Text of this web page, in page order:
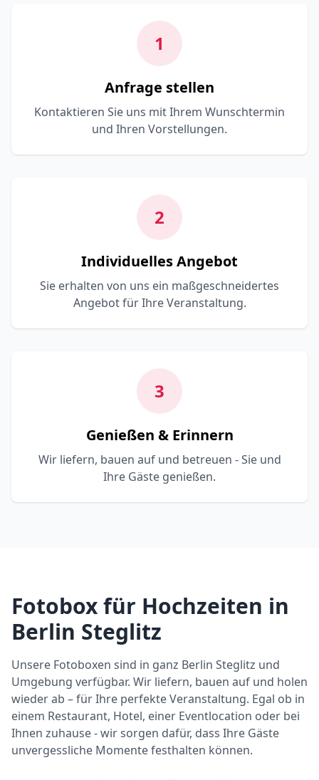
1
Anfrage stellen
Kontaktieren Sie uns mit Ihrem Wunschtermin
und Ihren Vorstellungen.
2
Individuelles Angebot
Sie erhalten von uns ein maßgeschneidertes
Angebot für Ihre Veranstaltung.
3
Genießen & Erinnern
Wir liefern, bauen auf und betreuen - Sie und
Ihre Gäste genießen.
Fotobox für Hochzeiten in
Berlin Steglitz
Unsere Fotoboxen sind in ganz Berlin Steglitz und
Umgebung verfügbar. Wir liefern, bauen auf und holen
wieder ab – für Ihre perfekte Veranstaltung. Egal ob in
einem Restaurant, Hotel, einer Eventlocation oder bei
Ihnen zuhause - wir sorgen dafür, dass Ihre Gäste
unvergessliche Momente festhalten können.